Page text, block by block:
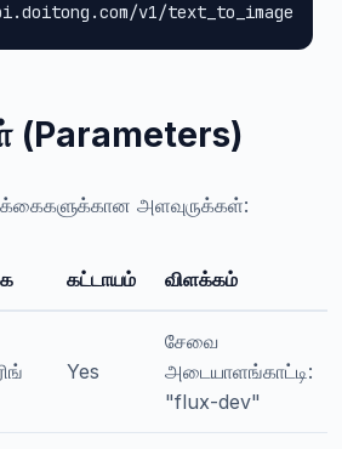
v1/text_to_image
(Parameters)
அளவுருக்கள்:
கட்டாயம் விளக்கம்
Yes
சேவை
அடையாளங்காட்டி:
"flux-dev"